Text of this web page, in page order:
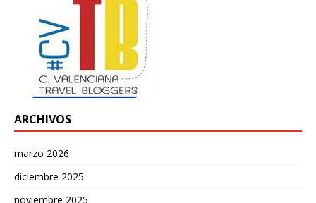
ARCHIVOS
marzo 2026
diciembre 2025
noviembre 2025